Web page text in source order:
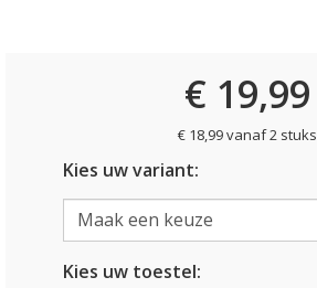
€ 19,99
€ 18,99 vanaf 2 stuks
Kies uw variant:
Kies uw toestel: